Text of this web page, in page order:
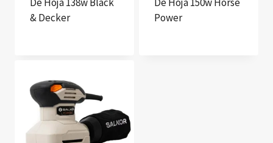
& Decker
Power